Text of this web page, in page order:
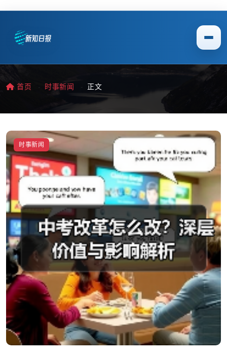
首页 时事新闻 正文
时事新闻